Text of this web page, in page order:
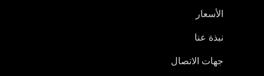
الأسعار
نبذة عنا
جهات الاتصال